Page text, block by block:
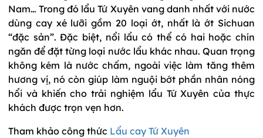
Nam… Trong đó lẩu Tứ Xuyên vang danh nhất với nước
dùng cay xé lưỡi gồm 20 loại ớt, nhất là ớt Sichuan
“đặc sản”. Đặc biệt, nổi lẩu có thể có hai hoặc chín
ngăn để đặt từng loại nước lẩu khác nhau. Quan trọng
không kém là nước chấm, ngoài việc làm tăng thêm
hương vị, nó còn giúp làm nguội bớt phần nhân nóng
hổi và khiến cho trải nghiệm lẩu Tứ Xuyên của thực
khách được trọn vẹn hơn.
Tham khảo công thức Lẩu cay Tứ Xuyên